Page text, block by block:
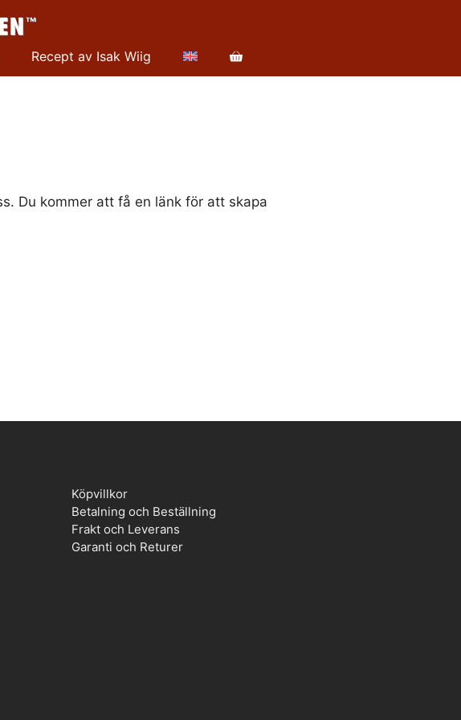
Recept av Isak Wiig
Du kommer att få en länk för att skapa
Köpvillkor
Betalning och Beställning
Frakt och Leverans
Garanti och Returer